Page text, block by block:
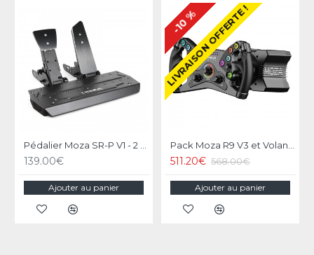
139.00€
Ajouter au panier
LIVRAISON OFFERTE !
-10 %
511.20€ 568.00€
Ajouter au panier